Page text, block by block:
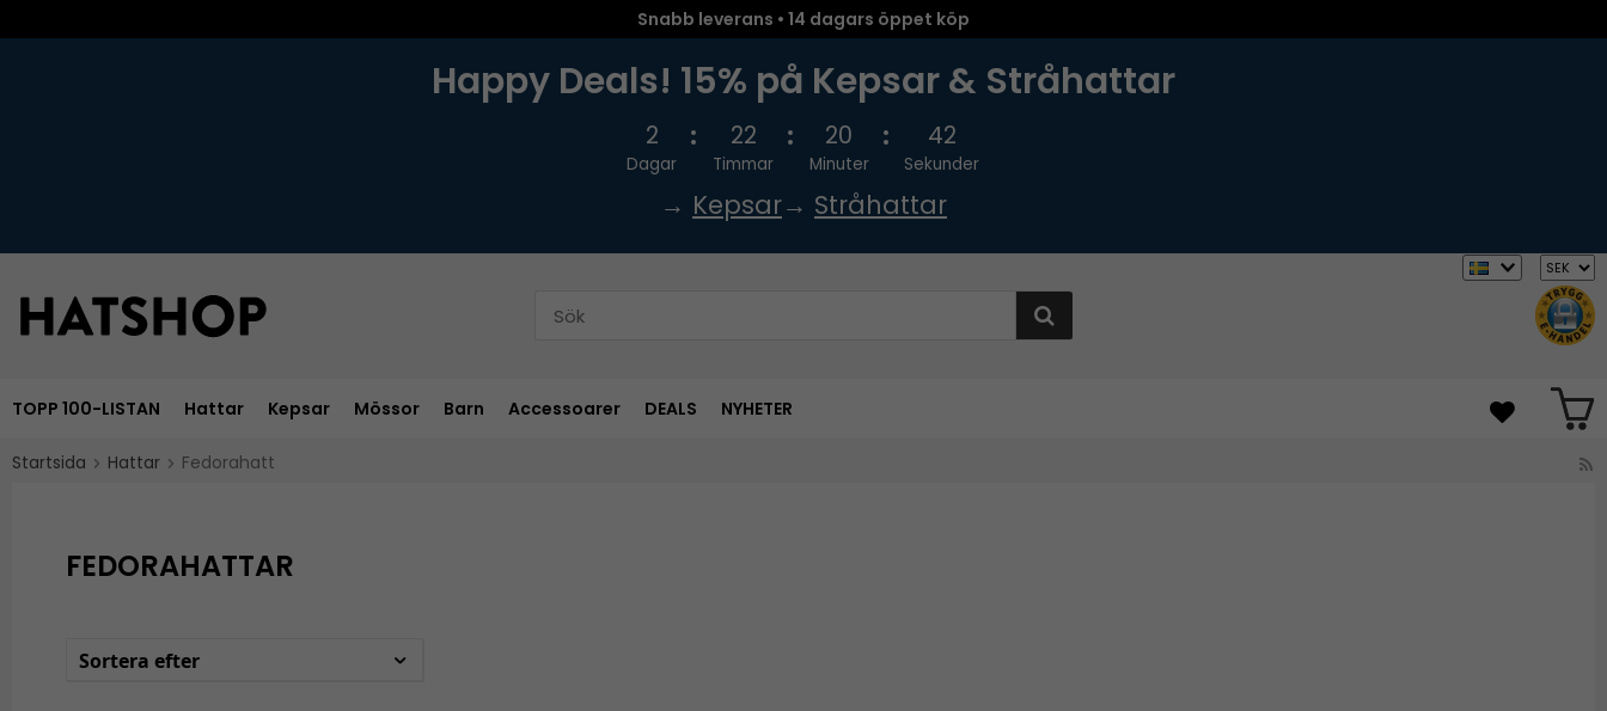
Snabb leverans • 14 dagars öppet köp
Happy Deals! 15% på Kepsar & Stråhattar
2
Dagar
22
Timmar
20
Minuter
41
Sekunder
→ Kepsar→ Stråhattar
TOPP 100-LISTAN Hattar Kepsar Mössor Barn Accessoarer DEALS NYHETER
Startsida Hattar Fedorahatt
FEDORAHATTAR
Sortera efter